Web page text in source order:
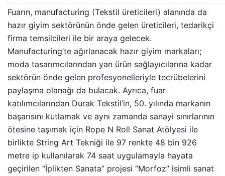
Fuarın, manufacturing (Tekstil üreticileri) alanında da
hazır giyim sektörünün önde gelen üreticileri, tedarikçi
firma temsilcileri ile bir araya gelecek.
Manufacturing’te ağırlanacak hazır giyim markaları;
moda tasarımcılarından yan ürün sağlayıcılarına kadar
sektörün önde gelen profesyonelleriyle tecrübelerini
paylaşma olanağı da bulacak. Ayrıca, fuar
katılımcılarından Durak Tekstil’in, 50. yılında markanın
başarısını kutlamak ve aynı zamanda sanayi sınırlarının
ötesine taşımak için Rope N Roll Sanat Atölyesi ile
birlikte String Art Tekniği ile 97 renkte 48 bin 926
metre ip kullanılarak 74 saat uygulamayla hayata
geçirilen “İplikten Sanata” projesi “Morfoz” isimli sanat